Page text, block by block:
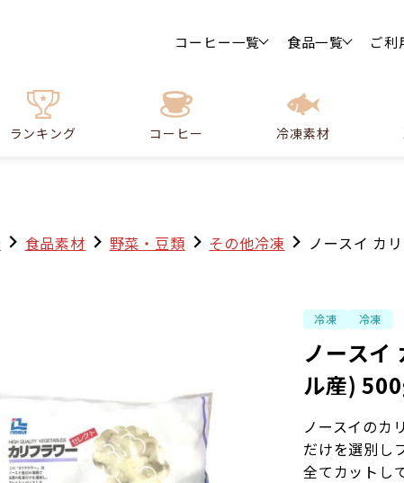
コーヒー一覧 食品一覧 ご利
ランキング コーヒー 冷凍素材
食品素材 野菜・豆類 その他冷凍 ノースイ カ
ノースイ
ル産)
ノースイのカ
だけを選別し
全てカットし
冷凍 冷凍